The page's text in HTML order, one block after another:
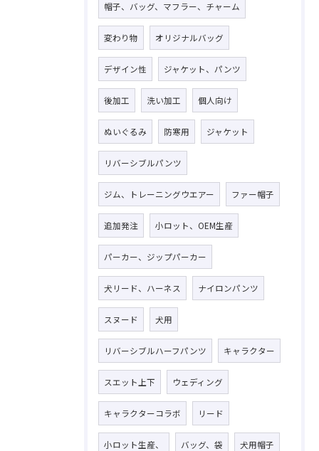
帽子、バッグ、マフラー、チャーム
変わり物 オリジナルバッグ
デザイン性 ジャケット、パンツ
後加工 洗い加工 個人向け
ぬいぐるみ 防寒用 ジャケット
リバーシブルパンツ
ジム、トレーニングウエアー ファー帽子
追加発注 小ロット、OEM生産
パーカー、ジップパーカー
犬リード、ハーネス ナイロンパンツ
スヌード 犬用
リバーシブルハーフパンツ キャラクター
スエット上下 ウェディング
キャラクターコラボ リード
小ロット生産、 バッグ、袋 犬用帽子